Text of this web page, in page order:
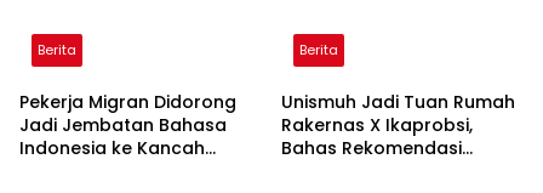
Berita
Pekerja Migran Didorong
Jadi Jembatan Bahasa
Indonesia ke Kancah
Berita
Unismuh Jadi Tuan Rumah
Rakernas X Ikaprobsi,
Bahas Rekomendasi